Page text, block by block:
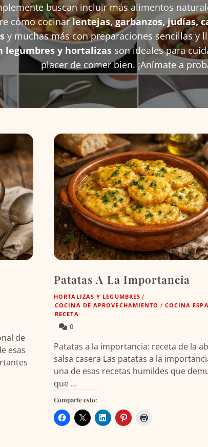
buscan incluir más alimentos
cómo cocinarlentejas, garbanzos, judías,
y muchas más con preparaciones sencillas y
legumbres y hortalizasson ideales para
placer de comer bien. ¡Anímate a
de
esas
Patatas A La Importancia
HORTALIZAS Y LEGUMBRES /
COCINA DE APROVECHAMIENTO / COCINA
RECETA
0
Patatas a la importancia: receta de la
salsa casera Las patatas a la
una de esas recetas humildes que
que …
Comparte esto: